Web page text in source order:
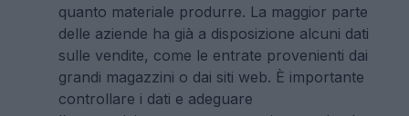
quanto materiale produrre. La maggior parte
delle aziende ha già a disposizione alcuni dati
sulle vendite, come le entrate provenienti dai
grandi magazzini o dai siti web. È importante
controllare i dati e adeguare